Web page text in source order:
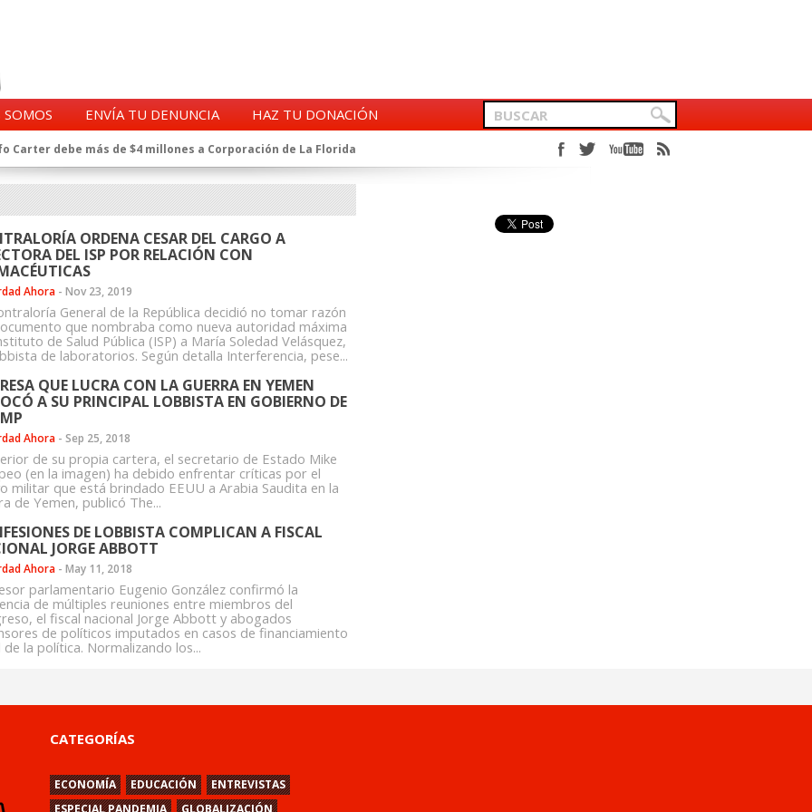
ENVÍA TU DENUNCIA
HAZ TU DONACIÓN
Carter debe más de $4 millones a Corporación de La Florida
de la CIA en Chile tras archivos desclasificados por Trump
exprefecto de Carabineros de Talca por supuesto fraude al
de Carabineros en el ajedrez del caso Huracán
imputado en caso Huracán, según chats en poder de la Fiscalía
vínculos con jueces del Grupo Arauco de Angelini
La denuncia que Carabineros ignoró
a Clínica Las Condes, vinculada al ministro Jaime Mañalich
de oficiales de la FACH recontratados por la DGAC
ORDENA CESAR DEL CARGO A
DEL ISP POR RELACIÓN CON
Ahora - Nov 23, 2019
General de la República decidió no tomar razón
que nombraba como nueva autoridad máxima
de Salud Pública (ISP) a María Soledad Velásquez,
de laboratorios. Según detalla Interferencia, pese...
QUE LUCRA CON LA GUERRA EN YEMEN
A SU PRINCIPAL LOBBISTA EN GOBIERNO DE
Ahora - Sep 25, 2018
de su propia cartera, el secretario de Estado Mike
(en la imagen) ha debido enfrentar críticas por el
militar que está brindado EEUU a Arabia Saudita en la
de Yemen, publicó The...
DE LOBBISTA COMPLICAN A FISCAL
JORGE ABBOTT
Ahora - May 11, 2018
parlamentario Eugenio González confirmó la
de múltiples reuniones entre miembros del
el fiscal nacional Jorge Abbott y abogados
de políticos imputados en casos de financiamiento
de la política. Normalizando los...
CATEGORÍAS
ECONOMÍA EDUCACIÓN
ENTREVISTAS
ESPECIAL PANDEMIA
GLOBALIZACIÓN